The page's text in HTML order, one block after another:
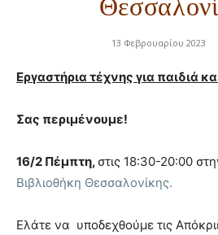
13 Φεβρουαρίου 2023
Εργαστήρια τέχνης για παιδιά
Σας περιμένουμε!
16/2 Πέμπτη, στις 18:30-20:00
Βιβλιοθήκη Θεσσαλονίκης.
Ελάτε να υποδεχθούμε τις